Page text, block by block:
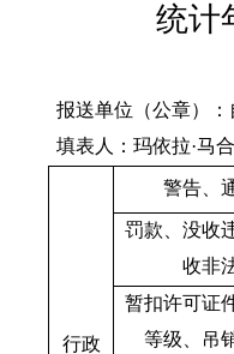
统计
报送单位（公章）：
填表人：玛依拉·马
行政
警告、
罚款
没收
收非
暂扣许可证
等级、吊